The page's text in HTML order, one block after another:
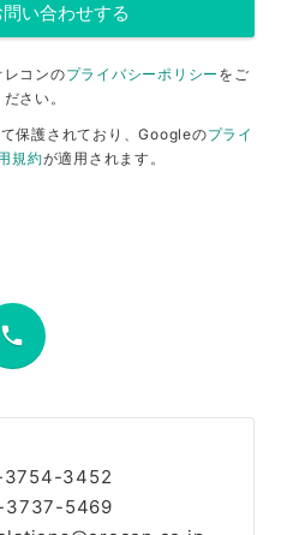
コンのプライバシーポリシー をご
さい。
保護されており、Googleのプライ
規約が適用されます。
phone
3754-3452
3737-5469